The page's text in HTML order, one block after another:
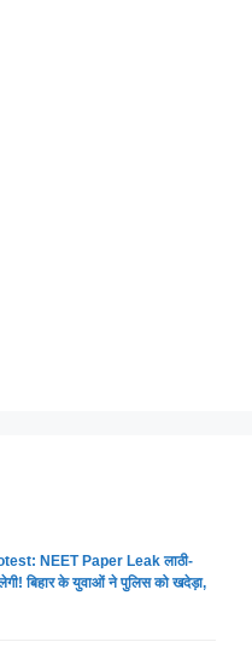
NEET Paper Leak लाठी-
बिहार के युवाओं ने पुलिस को खदेड़ा,